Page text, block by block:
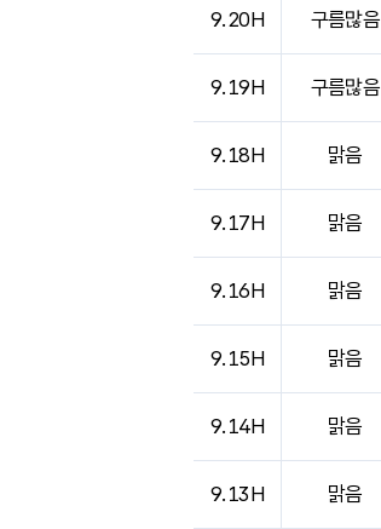
9.20H 구름많음
9.19H 구름많음
9.18H 맑음
9.17H 맑음
9.16H 맑음
9.15H 맑음
9.14H 맑음
9.13H 맑음